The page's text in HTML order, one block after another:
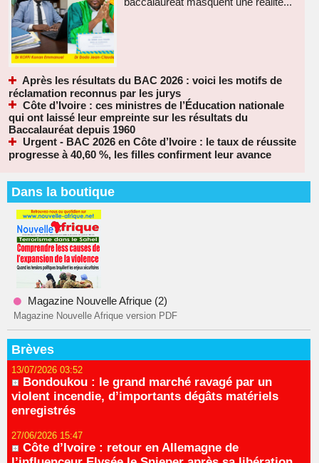
Après les résultats du BAC 2026 : voici les motifs de
réclamation reconnus par les jurys
Côte d’Ivoire : ces ministres de l’Éducation nationale
qui ont laissé leur empreinte sur les résultats du
Baccalauréat depuis 1960
Urgent - BAC 2026 en Côte d’Ivoire : le taux de réussite
progresse à 40,60 %, les filles confirment leur avance
Dans la boutique
Magazine Nouvelle Afrique (2)
Magazine Nouvelle Afrique version PDF
Brèves
13/07/2026 03:52
Bondoukou : le grand marché ravagé par un
violent incendie, d’importants dégâts matériels
enregistrés
27/06/2026 15:47
Côte d’Ivoire : retour en Allemagne de